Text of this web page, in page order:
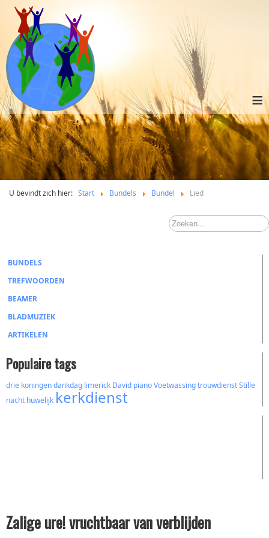
≡
U bevindt zich hier: Start Bundels Bundel Lied
BUNDELS
TREFWOORDEN
BEAMER
BLADMUZIEK
ARTIKELEN
Populaire tags
drie koningendankdag limerick David pianoVoetwassingtrouwdienstStille
nacht huwelijk kerkdienst
Zalige ure! vruchtbaar van verblijden